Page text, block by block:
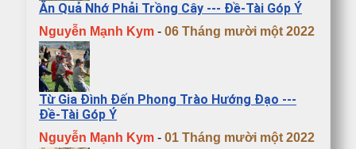
Ăn Quả Nhớ Phải Trồng Cây --- Đề-Tài Góp Ý
Nguyễn Mạnh Kym - 06 Tháng mười một 2022
Từ Gia Đình Đến Phong Trào Hướng Đạo ---
Đề-Tài Góp Ý
Nguyễn Mạnh Kym - 01 Tháng mười một 2022